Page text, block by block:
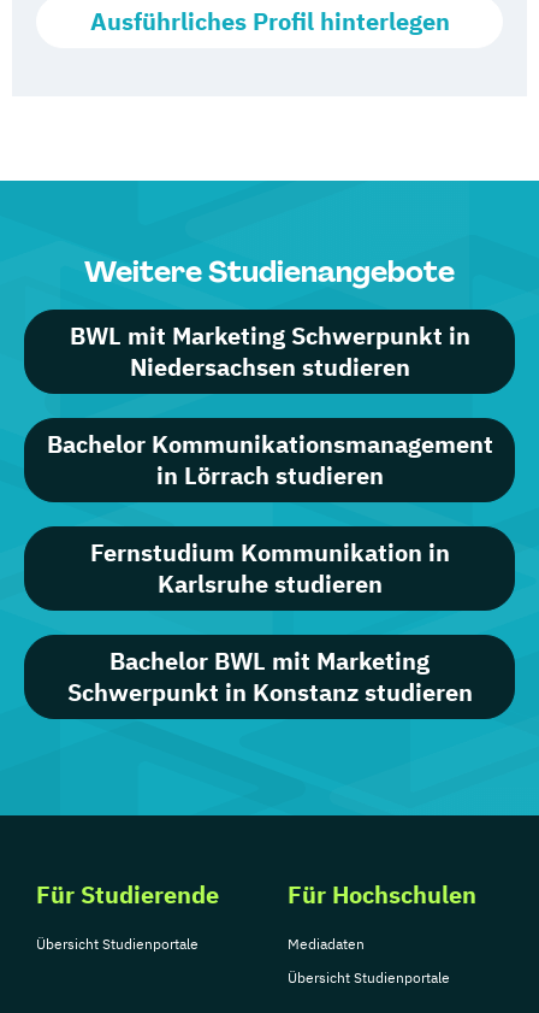
Ausführliches Profil hinterlegen
Weitere Studienangebote
BWL mit Marketing Schwerpunkt in
Niedersachsen studieren
Bachelor Kommunikationsmanagement
in Lörrach studieren
Fernstudium Kommunikation in
Karlsruhe studieren
Bachelor BWL mit Marketing
Schwerpunkt in Konstanz studieren
Für Studierende
Übersicht Studienportale
Für Hochschulen
Mediadaten
Übersicht Studienportale